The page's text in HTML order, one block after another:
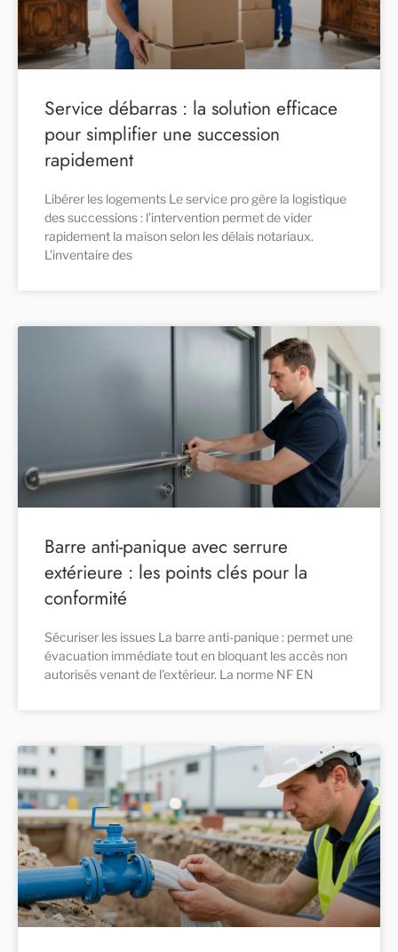
Service débarras : la solution efficace
pour simplifier une succession
rapidement
Libérer les logements Le service pro gère la logistique
des successions : l’intervention permet de vider
rapidement la maison selon les délais notariaux.
L’inventaire des
Barre anti-panique avec serrure
extérieure : les points clés pour la
conformité
Sécuriser les issues La barre anti-panique : permet une
évacuation immédiate tout en bloquant les accès non
autorisés venant de l’extérieur. La norme NF EN